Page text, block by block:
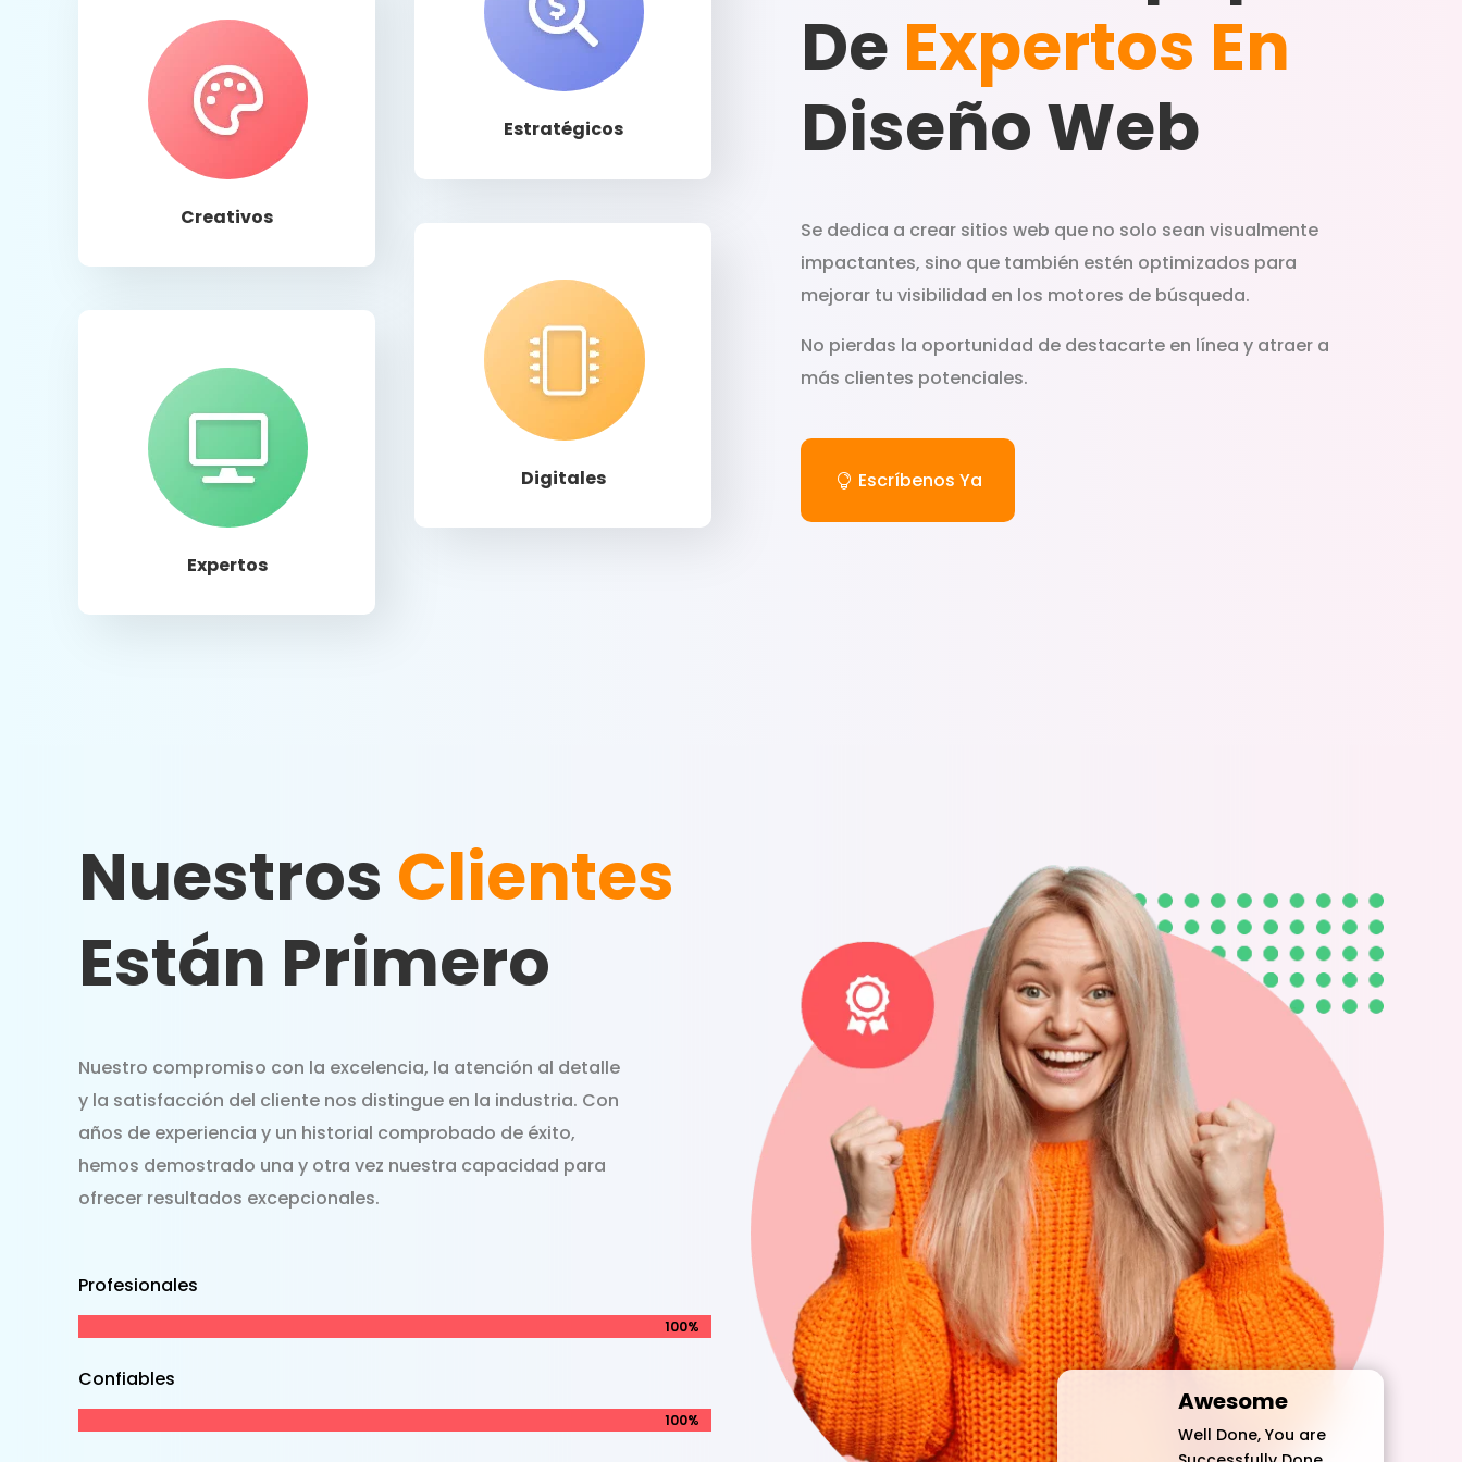
Creativos
Expertos
Estratégicos
Digitales
Llamar
De Expertos En
Diseño Web
Se dedica a crear sitios web que no solo sean visualmente
impactantes, sino que también estén optimizados para
mejorar tu visibilidad en los motores de búsqueda.
No pierdas la oportunidad de destacarte en línea y atraer a
más clientes potenciales.
Escríbenos Ya
Nuestros Clientes
Están Primero
Nuestro compromiso con la excelencia, la atención al detalle
y la satisfacción del cliente nos distingue en la industria. Con
años de experiencia y un historial comprobado de éxito,
hemos demostrado una y otra vez nuestra capacidad para
ofrecer resultados excepcionales.
Profesionales
100%
100%
Confiables
100%
100%
Awesome
Well Done, You are